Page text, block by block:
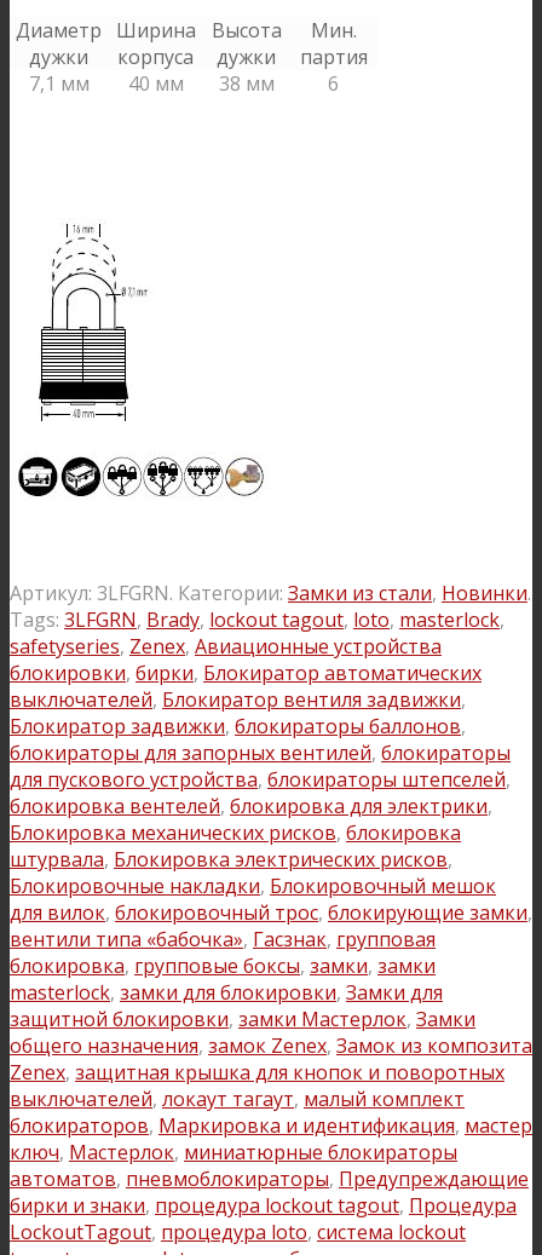
Диаметр
дужки
Ширина
корпуса
Высота
дужки
Мин.
партия
7,1 мм
40 мм 38 мм 6
Артикул: 3LFGRN. Категории: Замки из стали, Новинки.
Tags: 3LFGRN, Brady, lockout tagout, loto, masterlock,
safetyseries, Zenex, Авиационные устройства
блокировки, бирки, Блокиратор автоматических
выключателей, Блокиратор вентиля задвижки,
Блокиратор задвижки, блокираторы баллонов,
блокираторы для запорных вентилей, блокираторы
для пускового устройства, блокираторы штепселей,
блокировка вентелей, блокировка для электрики,
Блокировка механических рисков, блокировка
штурвала, Блокировка электрических рисков,
Блокировочные накладки, Блокировочный мешок
для вилок, блокировочный трос, блокирующие замки,
вентили типа «бабочка», Гасзнак, групповая
блокировка, групповые боксы, замки, замки
masterlock, замки для блокировки, Замки для
защитной блокировки, замки Мастерлок, Замки
общего назначения, замок Zenex, Замок из композита
Zenex, защитная крышка для кнопок и поворотных
выключателей, локаут тагаут, малый комплект
блокираторов, Маркировка и идентификация, мастер
ключ, Мастерлок, миниатюрные блокираторы
автоматов, пневмоблокираторы, Предупреждающие
бирки и знаки, процедура lockout tagout, Процедура
LockoutTagout, процедура loto, система lockout